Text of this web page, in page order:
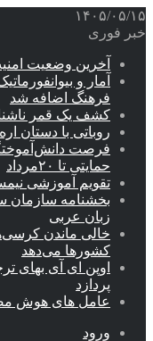
۱۴۰۵/۰۵/۱۵
خبر فوری
آخرین وضعیت
آمار و
فرهنگ اضافه شد
کشف یک قمر
روباتی با دستان
فرصت
حمایتی تا ۲۰مرداد
تقویم آموزشی
بخشنامه سازمان
زبان عربی
خالی ماندن
کشورها می‌دهد
اوپن ای آی بهای
پردازد
عامل های هوش
ورود